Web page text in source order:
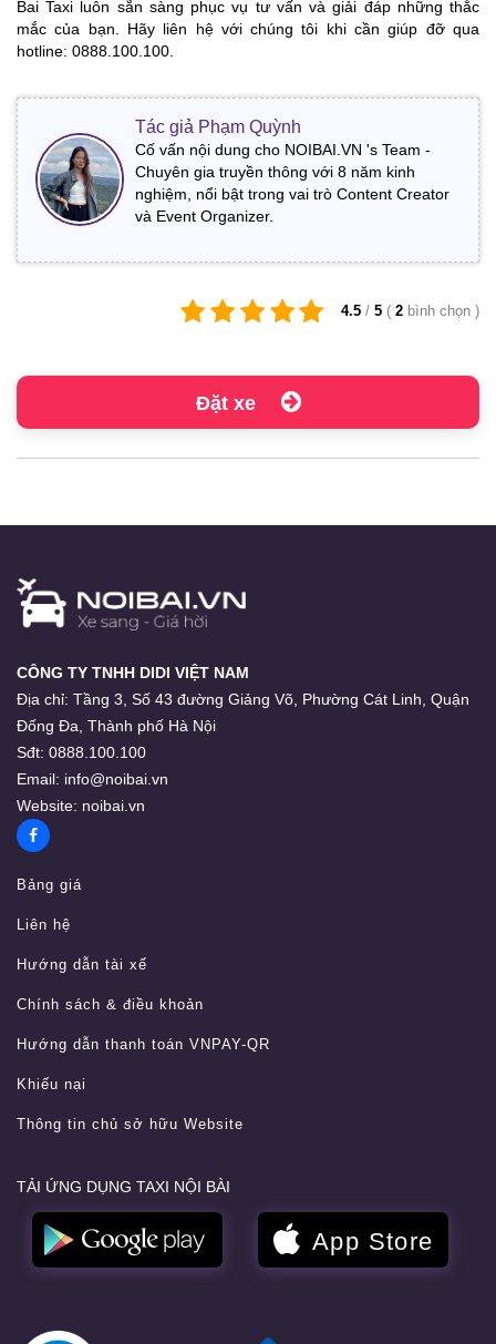
Bai Taxi luôn sẵn sàng phục vụ tư vấn và giải đáp những thắc
mắc của bạn. Hãy liên hệ với chúng tôi khi cần giúp đỡ qua
hotline: 0888.100.100.
Tác giả Phạm Quỳnh
Cố vấn nội dung cho NOIBAI.VN 's Team -
Chuyên gia truyền thông với 8 năm kinh
nghiệm, nổi bật trong vai trò Content Creator
và Event Organizer.
4.5 / 5 ( 2 bình chọn )
Đặt xe
CÔNG TY TNHH DIDI VIỆT NAM
Địa chỉ: Tầng 3, Số 43 đường Giảng Võ, Phường Cát Linh, Quận
Đống Đa, Thành phố Hà Nội
Sđt: 0888.100.100
Email: info@noibai.vn
Website: noibai.vn
Bảng giá
Liên hệ
Hướng dẫn tài xế
Chính sách & điều khoản
Hướng dẫn thanh toán VNPAY-QR
Khiếu nại
Thông tin chủ sở hữu Website
TẢI ỨNG DỤNG TAXI NỘI BÀI